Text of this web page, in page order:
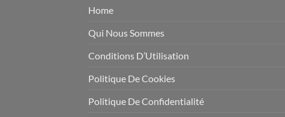
Home
Qui Nous Sommes
Conditions D’Utilisation
Politique De Cookies
Politique De Confidentialité